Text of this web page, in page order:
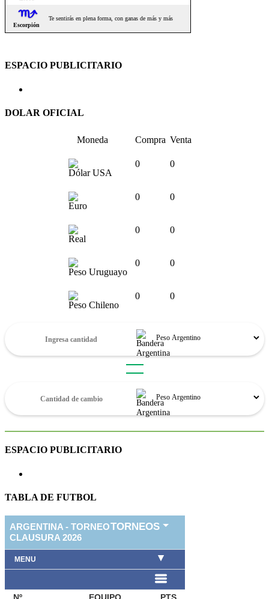
ESPACIO PUBLICITARIO
DOLAR OFICIAL
Moneda Compra Venta
Dólar USA
0 0
Euro
0 0
Real
0 0
Peso Uruguayo
0 0
Peso Chileno
0 0
ESPACIO PUBLICITARIO
TABLA DE FUTBOL